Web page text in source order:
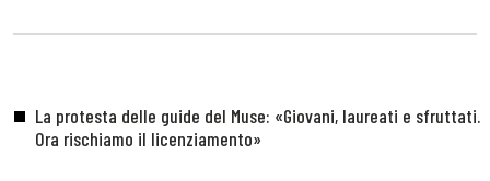
La protesta delle guide del Muse: «Giovani, laureati e sfruttati.
Ora rischiamo il licenziamento»